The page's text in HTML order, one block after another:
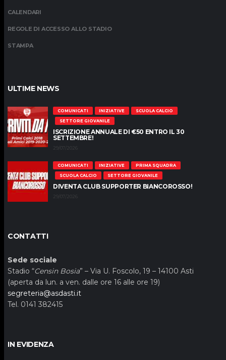
CALENDARI
REGOLE DI ACCESSO ALLO STADIO
STAMPA
ULTIME NEWS
COMUNICATI INIZIATIVE
SCUOLA CALCIO
SETTORE GIOVANILE
ISCRIZIONE ANNUALE DI €50 ENTRO IL 30
SETTEMBRE!
29/07/2026
COMUNICATI INIZIATIVE
PRIMA SQUADRA
SCUOLA CALCIO
SETTORE GIOVANILE
DIVENTA CLUB SUPPORTER BIANCOROSSO!
29/07/2026
CONTATTI
Sede sociale
Stadio “Censin Bosia” – Via U. Foscolo, 19 – 14100 Asti
(aperta da lun. a ven. dalle ore 16 alle ore 19)
segreteria@asdasti.it
Tel. 0141 382415
IN EVIDENZA